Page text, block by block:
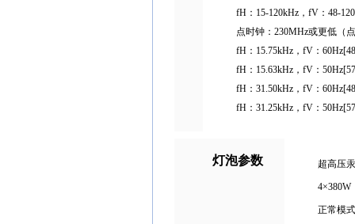
fH：15-120kHz，fV：48-
点时钟：230MHz或更低（
fH：15.75kHz，fV：
fH：15.63kHz，fV：
fH：31.50kHz，fV：
fH：31.25kHz，fV：
灯泡参数 超高压
4×380W
正常模